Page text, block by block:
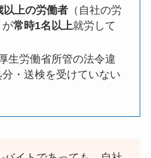
以上の労働者（自社の労
が常時1名以上就労して
生労働省所管の法令違
・送検を受けていない